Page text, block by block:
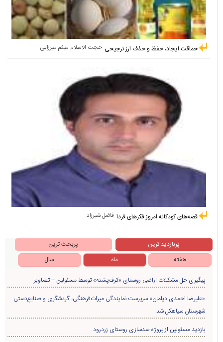
حجت الاسلام میثم میرزایی حماقت ایجاد، حفظ و حذف ارز ترجیحی
فاضل شیرزاد قصه‌های کودکانه امروز فکرهای فردا
پربازدید ترین
پربحث ترین
هفته
ماه سال
پیگیری حل مشکلات اراضی روستای «کرف‌پشته» توسط مسئولین + تصاویر
«علیرضا احمدی دیلمان» سرپرست نمایندگی میراث‌فرهنگی، گردشگری و صنایع‌دستی
شهرستان سیاهکل شد
بازدید مسئولین از پروژه سدسازی روستای زردرود